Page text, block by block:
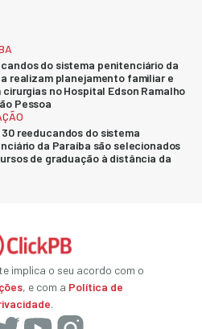
do sistema penitenciário da
realizam planejamento familiar e
no Hospital Edson Ramalho
Pessoa
30 reeducandos do sistema
da Paraíba são selecionados
de graduação à distância da
implica o seu acordo com o
, e com a Política de
.